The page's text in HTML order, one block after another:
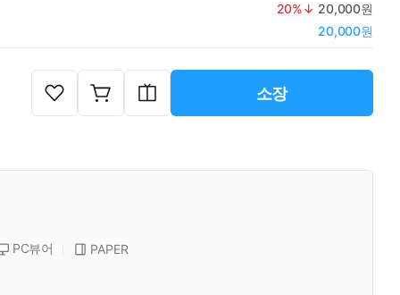
20%↓ 20,000원
20,000원
소장
PC뷰어 PAPER